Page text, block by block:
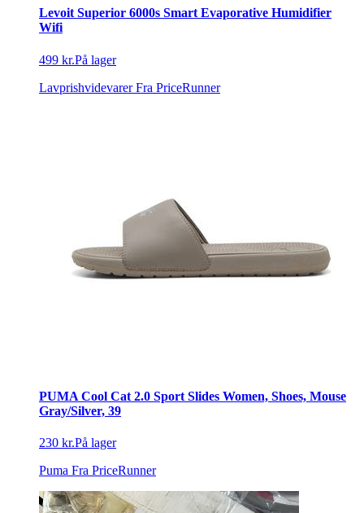
Levoit Superior 6000s Smart Evaporative Humidifier
Wifi
499 kr.På lager
Lavprishvidevarer Fra PriceRunner
PUMA Cool Cat 2.0 Sport Slides Women, Shoes, Mouse
Gray/Silver, 39
230 kr.På lager
Puma Fra PriceRunner